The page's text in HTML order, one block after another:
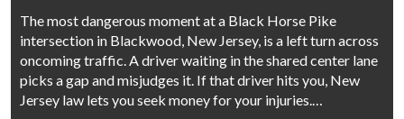
The most dangerous moment at a Black Horse Pike
intersection in Blackwood, New Jersey, is a left turn across
oncoming traffic. A driver waiting in the shared center lane
picks a gap and misjudges it. If that driver hits you, New
Jersey law lets you seek money for your injuries.…